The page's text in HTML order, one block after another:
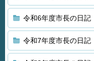
令和6年度市長の日記
令和7年度市長の日記